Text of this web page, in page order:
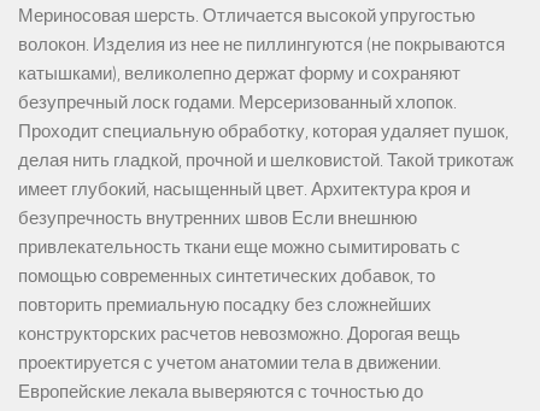
Мериносовая шерсть. Отличается высокой упругостью
волокон. Изделия из нее не пиллингуются (не покрываются
катышками), великолепно держат форму и сохраняют
безупречный лоск годами. Мерсеризованный хлопок.
Проходит специальную обработку, которая удаляет пушок,
делая нить гладкой, прочной и шелковистой. Такой трикотаж
имеет глубокий, насыщенный цвет. Архитектура кроя и
безупречность внутренних швов Если внешнюю
привлекательность ткани еще можно сымитировать с
помощью современных синтетических добавок, то
повторить премиальную посадку без сложнейших
конструкторских расчетов невозможно. Дорогая вещь
проектируется с учетом анатомии тела в движении.
Европейские лекала выверяются с точностью до